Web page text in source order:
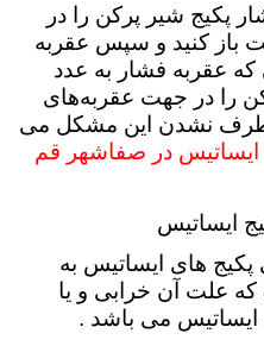
پکیج شیر پرکن را در
کنید و سپس عقربه
عقربه فشار به عدد
را در جهت عقربه‌های
نشدن این مشکل می
ایساتیس در صفاشهر قم
ایساتیس
‌های ایساتیس به
علت آن خرابی و یا
ایساتیس می‌ باشد .